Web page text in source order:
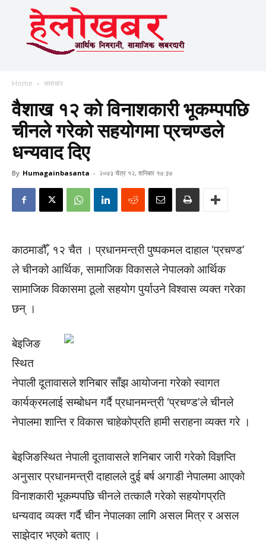
Home समाचार
वैशाख १२ को विनाशकारी भूकम्पपछि
चीनले गरेको सहयोगमा प्रचण्डले
धन्यवाद दिए
By Humagainbasanta - २०७३ चैत्र १२, शनिबार १७:३७
काठमाडौँ, १२ चैत । प्रधानमन्त्री पुष्पकमल दाहाल ‘प्रचण्ड’
ले चीनको आर्थिक, सामाजिक विकासले नेपालको आर्थिक
सामाजिक विकासमा ठूलो सहयोग पुर्याउने विश्वास व्यक्त गरेका
छन् ।
बेइजिङ
स्थित
नेपाली दूतावासले शनिबार साँझ आयोजना गरेको स्वागत
कार्यक्रमलाई सम्बोधन गर्दै प्रधानमन्त्री ‘प्रचण्ड’ले चीनले
नेपालमा शान्ति र विकास चाहेकोप्रति हामी सराहना व्यक्त गरे ।
बेइजिङस्थित नेपाली दूतावासले शनिबार जारी गरेको विज्ञप्ति
अनुसार प्रधानमन्त्री दाहालले दुई बर्ष अगाडी नेपालमा आएको
विनाशकारी भूकम्पपछि चीनले तत्कालै गरेको सहयोगप्रति
धन्यवाद व्यक्त गर्दै चीन नेपालका लागि असल मित्र र असल
साझेदार भएको बताए ।